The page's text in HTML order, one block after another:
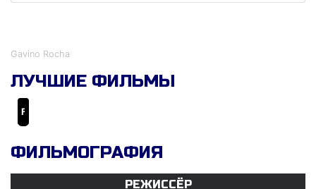
Gavino Rocha
ЛУЧШИЕ ФИЛЬМЫ
ФИЛЬМОГРАФИЯ
РЕЖИССЁР